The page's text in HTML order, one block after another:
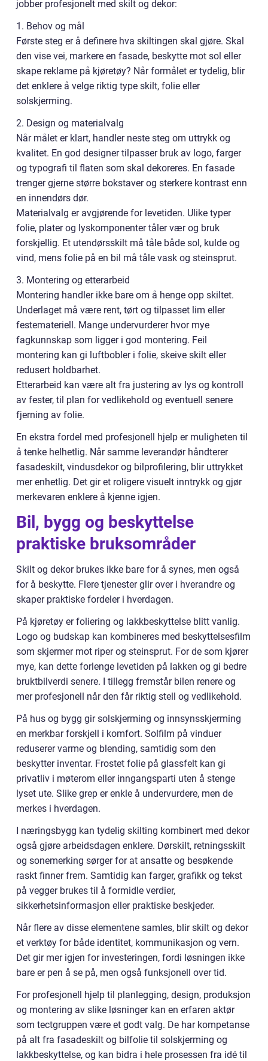
jobber profesjonelt med skilt og dekor:
1. Behov og mål
Første steg er å definere hva skiltingen skal gjøre. Skal
den vise vei, markere en fasade, beskytte mot sol eller
skape reklame på kjøretøy? Når formålet er tydelig, blir
det enklere å velge riktig type skilt, folie eller
solskjerming.
2. Design og materialvalg
Når målet er klart, handler neste steg om uttrykk og
kvalitet. En god designer tilpasser bruk av logo, farger
og typografi til flaten som skal dekoreres. En fasade
trenger gjerne større bokstaver og sterkere kontrast enn
en innendørs dør.
Materialvalg er avgjørende for levetiden. Ulike typer
folie, plater og lyskomponenter tåler vær og bruk
forskjellig. Et utendørsskilt må tåle både sol, kulde og
vind, mens folie på en bil må tåle vask og steinsprut.
3. Montering og etterarbeid
Montering handler ikke bare om å henge opp skiltet.
Underlaget må være rent, tørt og tilpasset lim eller
festemateriell. Mange undervurderer hvor mye
fagkunnskap som ligger i god montering. Feil
montering kan gi luftbobler i folie, skeive skilt eller
redusert holdbarhet.
Etterarbeid kan være alt fra justering av lys og kontroll
av fester, til plan for vedlikehold og eventuell senere
fjerning av folie.
En ekstra fordel med profesjonell hjelp er muligheten til
å tenke helhetlig. Når samme leverandør håndterer
fasadeskilt, vindusdekor og bilprofilering, blir uttrykket
mer enhetlig. Det gir et roligere visuelt inntrykk og gjør
merkevaren enklere å kjenne igjen.
Bil, bygg og beskyttelse
praktiske bruksområder
Skilt og dekor brukes ikke bare for å synes, men også
for å beskytte. Flere tjenester glir over i hverandre og
skaper praktiske fordeler i hverdagen.
På kjøretøy er foliering og lakkbeskyttelse blitt vanlig.
Logo og budskap kan kombineres med beskyttelsesfilm
som skjermer mot riper og steinsprut. For de som kjører
mye, kan dette forlenge levetiden på lakken og gi bedre
bruktbilverdi senere. I tillegg fremstår bilen renere og
mer profesjonell når den får riktig stell og vedlikehold.
På hus og bygg gir solskjerming og innsynsskjerming
en merkbar forskjell i komfort. Solfilm på vinduer
reduserer varme og blending, samtidig som den
beskytter inventar. Frostet folie på glassfelt kan gi
privatliv i møterom eller inngangsparti uten å stenge
lyset ute. Slike grep er enkle å undervurdere, men de
merkes i hverdagen.
I næringsbygg kan tydelig skilting kombinert med dekor
også gjøre arbeidsdagen enklere. Dørskilt, retningsskilt
og sonemerking sørger for at ansatte og besøkende
raskt finner frem. Samtidig kan farger, grafikk og tekst
på vegger brukes til å formidle verdier,
sikkerhetsinformasjon eller praktiske beskjeder.
Når flere av disse elementene samles, blir skilt og dekor
et verktøy for både identitet, kommunikasjon og vern.
Det gir mer igjen for investeringen, fordi løsningen ikke
bare er pen å se på, men også funksjonell over tid.
For profesjonell hjelp til planlegging, design, produksjon
og montering av slike løsninger kan en erfaren aktør
som tectgruppen være et godt valg. De har kompetanse
på alt fra fasadeskilt og bilfolie til solskjerming og
lakkbeskyttelse, og kan bidra i hele prosessen fra idé til